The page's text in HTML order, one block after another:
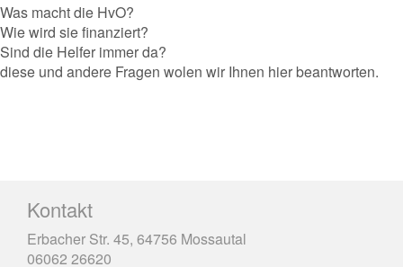
Was macht die HvO?
Wie wird sie finanziert?
Sind die Helfer immer da?
diese und andere Fragen wolen wir Ihnen hier beantworten.
Kontakt
Erbacher Str. 45, 64756 Mossautal
06062 26620